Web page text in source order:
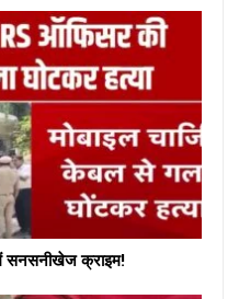
सनसनीखेज क्राइम!